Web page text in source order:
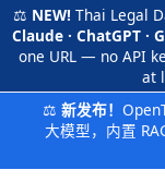
⚖️ NEW! Thai Legal
Claude · ChatGPT
one URL — no API
at
⚖️新发布！
大模型，内置